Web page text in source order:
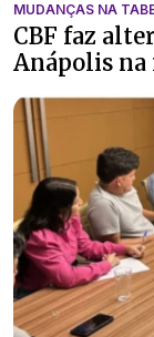
MUDANÇAS NA
CBF faz
Anápolis na